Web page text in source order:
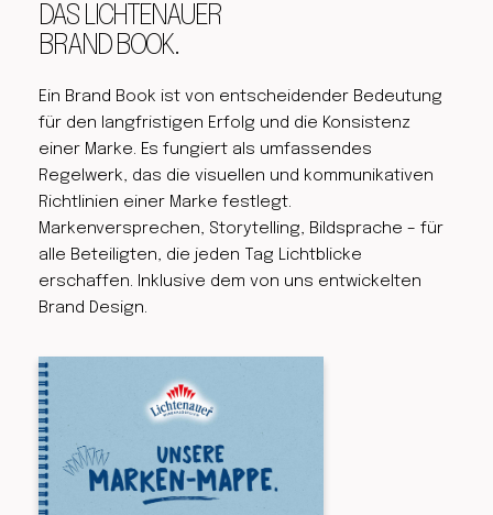
DAS LICHTENAUER
BRAND BOOK.
Ein Brand Book ist von entscheidender Bedeutung
für den langfristigen Erfolg und die Konsistenz
einer Marke. Es fungiert als umfassendes
Regelwerk, das die visuellen und kommunikativen
Richtlinien einer Marke festlegt.
Markenversprechen, Storytelling, Bildsprache – für
alle Beteiligten, die jeden Tag Lichtblicke
erschaffen. Inklusive dem von uns entwickelten
Brand Design.